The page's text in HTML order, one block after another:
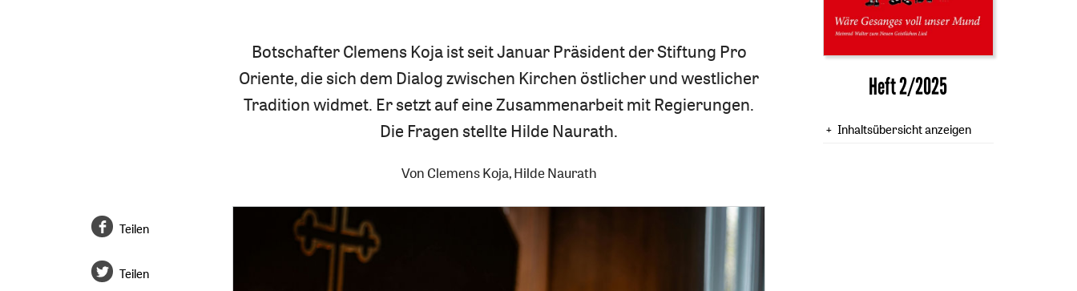
Botschafter Clemens Koja ist seit Januar Präsident der Stiftung Pro
Oriente, die sich dem Dialog zwischen Kirchen östlicher und westlicher
Tradition widmet. Er setzt auf eine Zusammenarbeit mit Regierungen.
Die Fragen stellte Hilde Naurath.
Von Clemens Koja,Hilde Naurath
Teilen
Teilen
Heft 2/2025
Inhaltsübersicht anzeigen